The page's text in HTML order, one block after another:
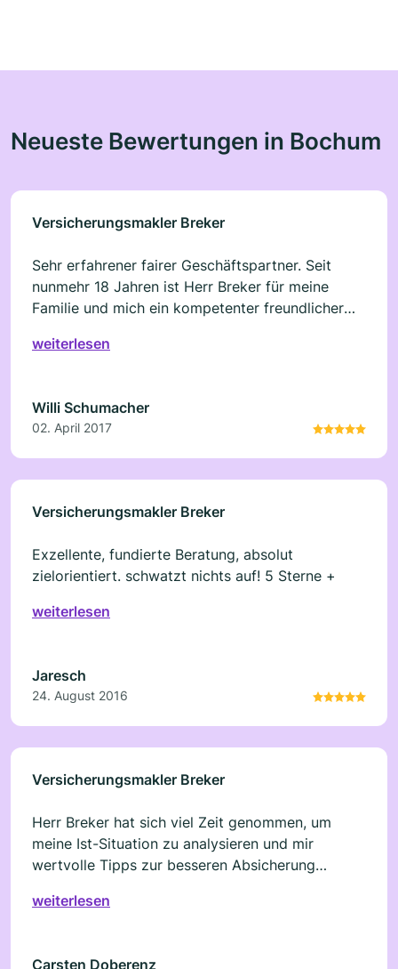
Neueste Bewertungen in Bochum
Versicherungsmakler Breker
Sehr erfahrener fairer Geschäftspartner. Seit
nunmehr 18 Jahren ist Herr Breker für meine
Familie und mich ein kompetenter freundlicher
Versicherungs- und Rentenangelegenheiten.
weiterlesen
Willi Schumacher
02. April 2017
Versicherungsmakler Breker
Exzellente, fundierte Beratung, absolut
zielorientiert. schwatzt nichts auf! 5 Sterne +
weiterlesen
Jaresch
24. August 2016
Versicherungsmakler Breker
Herr Breker hat sich viel Zeit genommen, um
meine Ist-Situation zu analysieren und mir
wertvolle Tipps zur besseren Absicherung
Top!
weiterlesen
Carsten Doberenz